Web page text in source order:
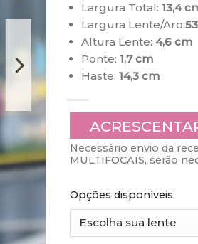
Largura Total: 13,4
Largura Lente/Aro:
Altura Lente: 4,6 cm
Ponte: 1,7 cm
Haste: 14,3 cm
Necessário envio da
MULTIFOCAIS, serão
Opções disponíveis: